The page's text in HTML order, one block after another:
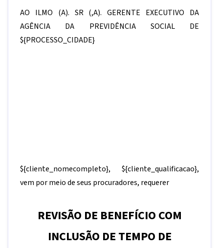
AO ILMO (A). SR (,A). GERENTE EXECUTIVO DA
AGÊNCIA DA PREVIDÊNCIA SOCIAL DE
${PROCESSO_CIDADE}
${cliente_nomecompleto}, ${cliente_qualificacao},
vem por meio de seus procuradores, requerer
REVISÃO DE BENEFÍCIO COM
INCLUSÃO DE TEMPO DE